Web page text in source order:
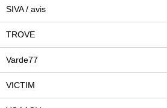
SIVA / avis
TROVE
Varde77
VICTIM